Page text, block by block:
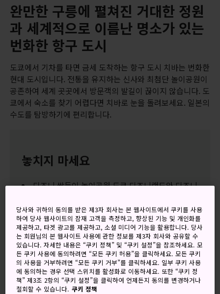
완만한 구릉에 펼쳐진 거대한 정원
과 세계적으로 이름난 명소가 있는
번화한 항구 도시
도쿄에서 기차를 타면 금세 도착하는 항구 도시 치바는 번화한
현대 도시입니다. 전통을 유지하는 신사와 최첨단 놀이공원이
공존하여 세계 곳곳에서 방문객의 발길이 끊이지 않습니다. 도
쿄에서 숙소를 찾기 어렵다면 치바로 눈을 돌려보세요. 일본의
수도를 탐방하기에 편리합니다.
놓치지 마세요
디즈니 쌍둥이 놀이공원 도쿄 디즈니랜드와 디즈니
치바 포트타워에서 보는 도쿄만과 태평양 전망
마쿠하리 멧세의 쇼핑가와 식당가, 대규모 행사
오시는 길
당사와 귀하의 동의를 받은 제3자 회사는 본 웹사이트에서 쿠키를 사용
하여 당사 웹사이트의 잠재 고객을 측정하고, 향상된 기능 및 개인화를
제공하고, 타겟 광고를 제공하고, 소셜 미디어 기능을 활용합니다. 당사
는 회원님의 본 웹사이트 사용에 관한 정보를 제3자 회사와 공유할 수
있습니다. 자세한 내용은 “쿠키 정책” 및 “쿠키 설정”을 참조하세요. 모
든 쿠키 사용에 동의하려면 “모든 쿠키 허용”을 클릭하세요. 모든 쿠키
의 사용을 거부하려면 “모든 쿠키 거부”를 클릭하세요. 일부 쿠키 사용
에 동의하는 경우 선택 스위치를 활성화로 이동하세요. 또한 “쿠키 정
책” 제3조 2항의 “쿠키 설정”을 클릭하여 언제든지 동의를 변경하거나
철회할 수 있습니다. 쿠키 정책